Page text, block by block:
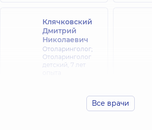
Клячковский
Дмитрий
Николаевич
Отоларинголог;
Отоларинголог
детский, 7 лет
Федорец ЮлияВсе врачи